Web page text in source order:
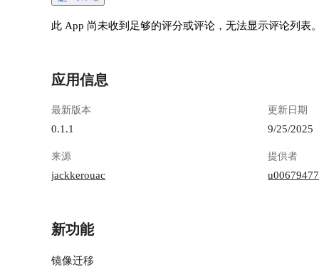
此 App 尚未收到足够的评分或评论，无法显示评论列表
应用信息
最新版本
0.1.1
更新日期
9/25/2025
来源
jackkerouac
提供者
u00679477
新功能
镜像迁移